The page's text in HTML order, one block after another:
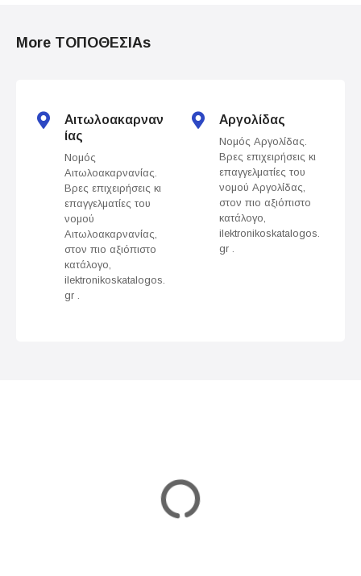
More ΤΟΠΟΘΕΣΙΑs
Αιτωλοακαρναν
ίας
Νομός
Αιτωλοακαρνανίας.
Βρες επιχειρήσεις κι
επαγγελματίες του
νομού
Αιτωλοακαρνανίας,
στον πιο αξιόπιστο
κατάλογο,
ilektronikoskatalogos.
gr .
Αργολίδας
Νομός Αργολίδας.
Βρες επιχειρήσεις κι
επαγγελματίες του
νομού Αργολίδας,
στον πιο αξιόπιστο
κατάλογο,
ilektronikoskatalogos.
gr .